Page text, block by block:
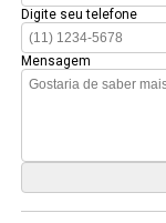
Digite seu telefone
Mensagem